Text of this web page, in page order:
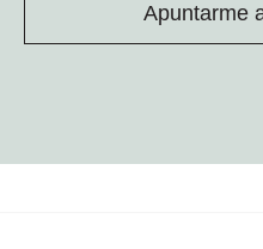
Apuntarme